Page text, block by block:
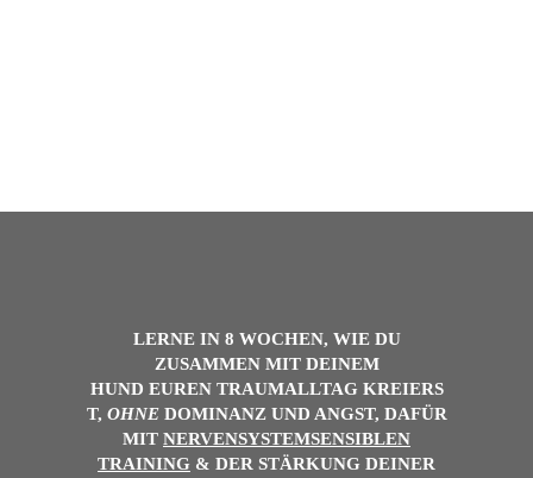
LERNE IN 8 WOCHEN, WIE DU
ZUSAMMEN MIT DEINEM
HUND EUREN TRAUMALLTAG KREIERS
T, OHNEDOMINANZ UND ANGST, DAFÜR
MIT NERVENSYSTEMSENSIBLEN
TRAINING & DER STÄRKUNG DEINER